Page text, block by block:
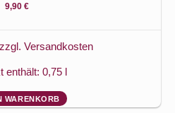
9,90 €
Versandkosten
enthält: 0,75
WARENKORB